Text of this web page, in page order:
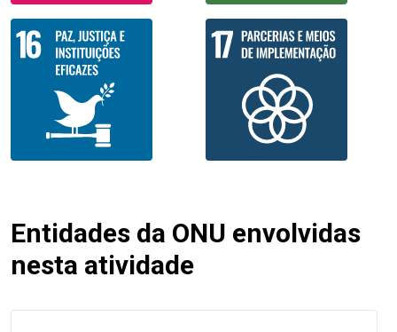
Entidades da ONU envolvidas
nesta atividade